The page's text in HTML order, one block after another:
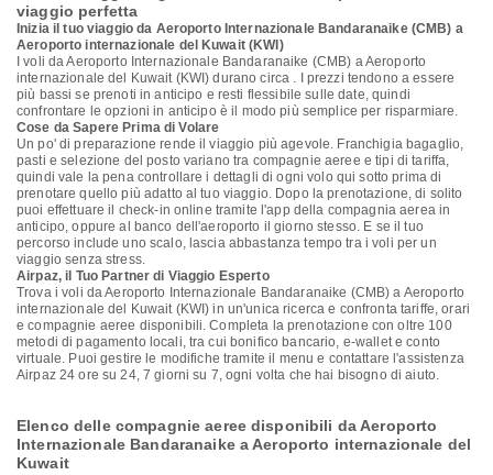
viaggio perfetta
Inizia il tuo viaggio da Aeroporto Internazionale Bandaranaike (CMB) a
Aeroporto internazionale del Kuwait (KWI)
I voli da Aeroporto Internazionale Bandaranaike (CMB) a Aeroporto
internazionale del Kuwait (KWI) durano circa . I prezzi tendono a essere
più bassi se prenoti in anticipo e resti flessibile sulle date, quindi
confrontare le opzioni in anticipo è il modo più semplice per risparmiare.
Cose da Sapere Prima di Volare
Un po' di preparazione rende il viaggio più agevole. Franchigia bagaglio,
pasti e selezione del posto variano tra compagnie aeree e tipi di tariffa,
quindi vale la pena controllare i dettagli di ogni volo qui sotto prima di
prenotare quello più adatto al tuo viaggio. Dopo la prenotazione, di solito
puoi effettuare il check-in online tramite l'app della compagnia aerea in
anticipo, oppure al banco dell'aeroporto il giorno stesso. E se il tuo
percorso include uno scalo, lascia abbastanza tempo tra i voli per un
viaggio senza stress.
Airpaz, il Tuo Partner di Viaggio Esperto
Trova i voli da Aeroporto Internazionale Bandaranaike (CMB) a Aeroporto
internazionale del Kuwait (KWI) in un'unica ricerca e confronta tariffe, orari
e compagnie aeree disponibili. Completa la prenotazione con oltre 100
metodi di pagamento locali, tra cui bonifico bancario, e-wallet e conto
virtuale. Puoi gestire le modifiche tramite il menu e contattare l'assistenza
Airpaz 24 ore su 24, 7 giorni su 7, ogni volta che hai bisogno di aiuto.
Elenco delle compagnie aeree disponibili da Aeroporto
Internazionale Bandaranaike a Aeroporto internazionale del
Kuwait